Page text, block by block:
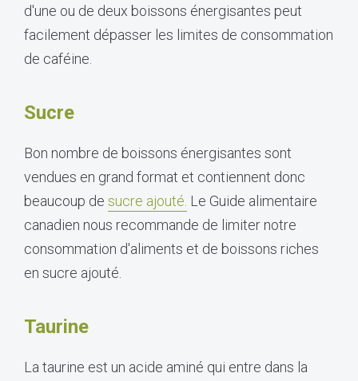
d'une ou de deux boissons énergisantes peut
facilement dépasser les limites de consommation
de caféine.
Sucre
Bon nombre de boissons énergisantes sont
vendues en grand format et contiennent donc
beaucoup de sucre ajouté. Le Guide alimentaire
canadien nous recommande de limiter notre
consommation d'aliments et de boissons riches
en sucre ajouté.
Taurine
La taurine est un acide aminé qui entre dans la